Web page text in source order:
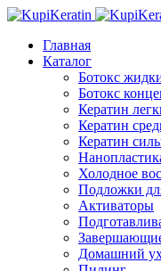
Главная
Каталог
Ботокс
Ботокс
Кератин
Кератин
Кератин
Холодное
Подложки
Активаторы
Домашний